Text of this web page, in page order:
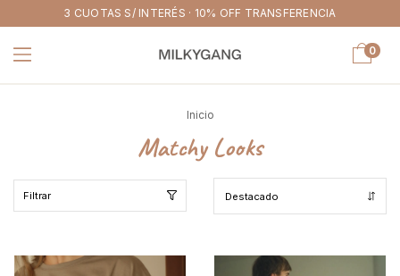
3 CUOTAS S/ INTERÉS · 10% OFF TRANSFERENCIA
0
Inicio
Matchy Looks
Filtrar